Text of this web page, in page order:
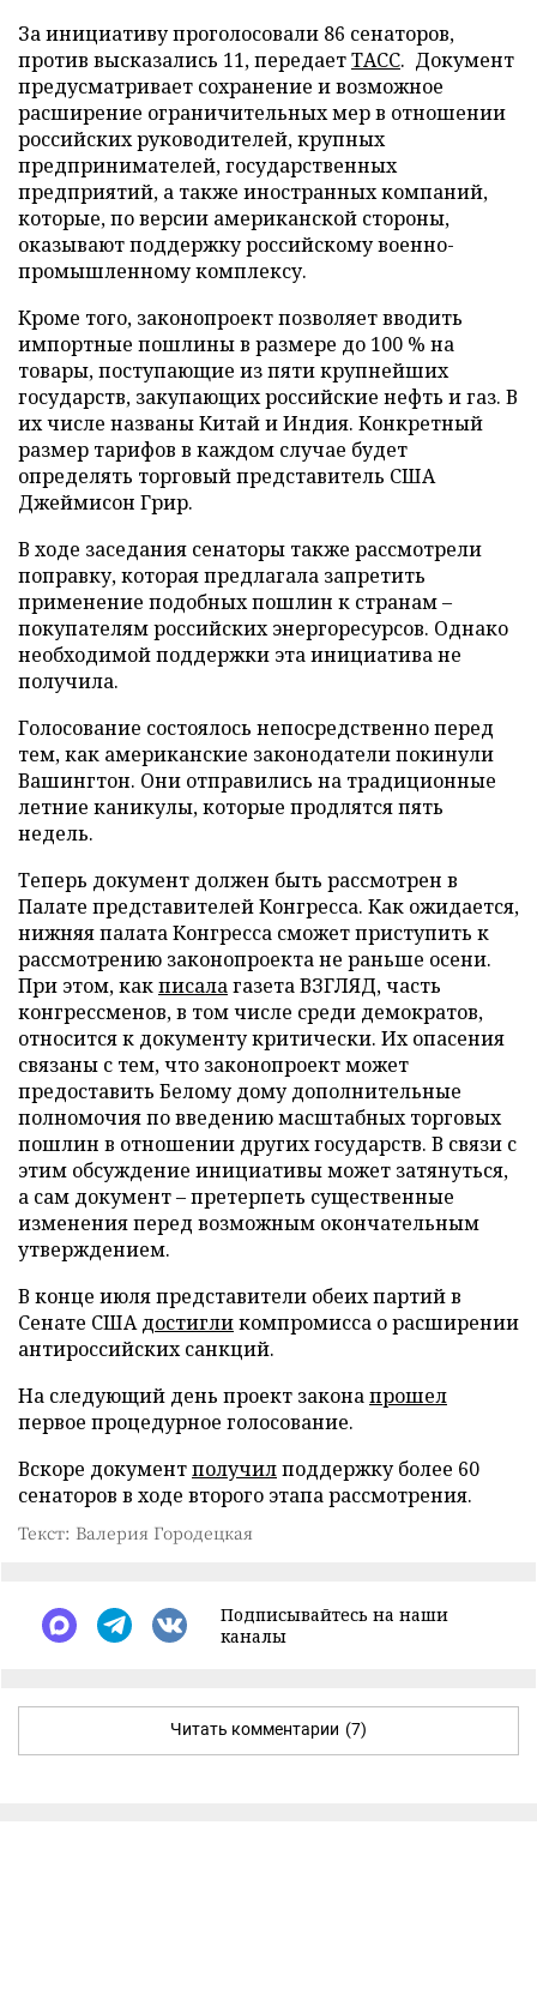
За инициативу проголосовали 86 сенаторов,
против высказались 11, передаетТАСС. Документ
предусматривает сохранение и возможное
расширение ограничительных мер в отношении
российских руководителей, крупных
предпринимателей, государственных
предприятий, а также иностранных компаний,
которые, по версии американской стороны,
оказывают поддержку российскому военно-
промышленному комплексу.
Кроме того, законопроект позволяет вводить
импортные пошлины в размере до 100 % на
товары, поступающие из пяти крупнейших
государств, закупающих российские нефть и газ. В
их числе названы Китай и Индия. Конкретный
размер тарифов в каждом случае будет
определять торговый представитель США
Джеймисон Грир.
В ходе заседания сенаторы также рассмотрели
поправку, которая предлагала запретить
применение подобных пошлин к странам –
покупателям российских энергоресурсов. Однако
необходимой поддержки эта инициатива не
получила.
Голосование состоялось непосредственно перед
тем, как американские законодатели покинули
Вашингтон. Они отправились на традиционные
летние каникулы, которые продлятся пять
недель.
Теперь документ должен быть рассмотрен в
Палате представителей Конгресса. Как ожидается,
нижняя палата Конгресса сможет приступить к
рассмотрению законопроекта не раньше осени.
При этом, какписалагазета ВЗГЛЯД, часть
конгрессменов, в том числе среди демократов,
относится к документу критически. Их опасения
связаны с тем, что законопроект может
предоставить Белому дому дополнительные
полномочия по введению масштабных торговых
пошлин в отношении других государств. В связи с
этим обсуждение инициативы может затянуться,
а сам документ – претерпеть существенные
изменения перед возможным окончательным
утверждением.
В конце июля представители обеих партий в
Сенате СШАдостигликомпромисса о расширении
антироссийских санкций.
На следующий день проект законапрошел
первое процедурное голосование.
Вскоре документполучилподдержку более 60
сенаторов в ходе второго этапа рассмотрения.
Текст: Валерия Городецкая
Подписывайтесь на наши
каналы
Читать комментарии (7)